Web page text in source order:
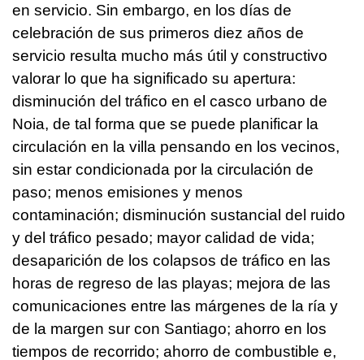
en servicio. Sin embargo, en los días de
celebración de sus primeros diez años de
servicio resulta mucho más útil y constructivo
valorar lo que ha significado su apertura:
disminución del tráfico en el casco urbano de
Noia, de tal forma que se puede planificar la
circulación en la villa pensando en los vecinos,
sin estar condicionada por la circulación de
paso; menos emisiones y menos
contaminación; disminución sustancial del ruido
y del tráfico pesado; mayor calidad de vida;
desaparición de los colapsos de tráfico en las
horas de regreso de las playas; mejora de las
comunicaciones entre las márgenes de la ría y
de la margen sur con Santiago; ahorro en los
tiempos de recorrido; ahorro de combustible e,